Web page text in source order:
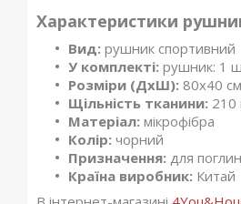
Характеристики
Вид: рушник спортивний
У комплекті: рушник: 1
Розміри (ДхШ): 80x40 см
Щільність тканини: 210
Матеріал: мікрофібра
Колір: чорний
Призначення: для
Країна виробник: Китай